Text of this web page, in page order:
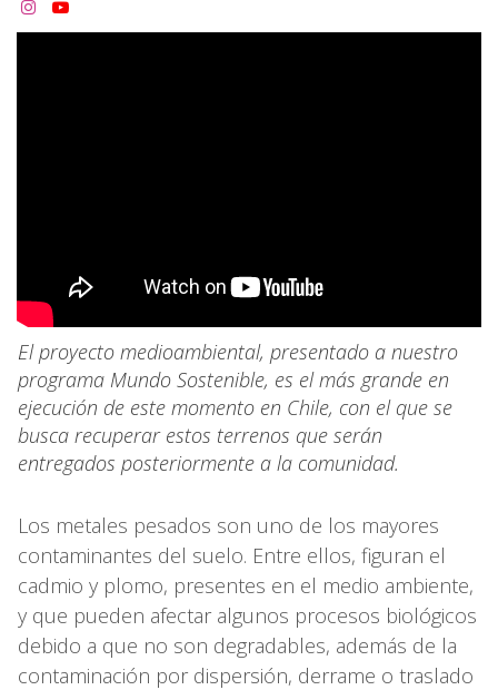
 
El proyecto medioambiental, presentado a nuestro
programa Mundo Sostenible, es el más grande en
ejecución de este momento en Chile, con el que se
busca recuperar estos terrenos que serán
entregados posteriormente a la comunidad.
Los metales pesados son uno de los mayores
contaminantes del suelo. Entre ellos, figuran el
cadmio y plomo, presentes en el medio ambiente,
y que pueden afectar algunos procesos biológicos
debido a que no son degradables, además de la
contaminación por dispersión, derrame o traslado